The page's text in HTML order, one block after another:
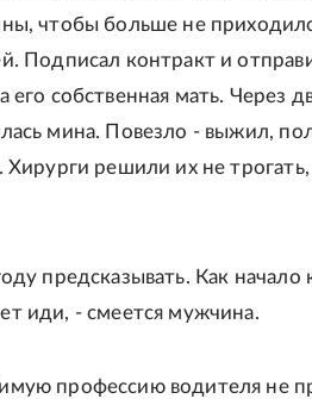
чтобы больше не
Подписал контракт и
его собственная мать. Через
мина. Повезло - выжил,
Хирурги решили их не
предсказывать. Как начало
иди, - смеется мужчина.
профессию водителя не